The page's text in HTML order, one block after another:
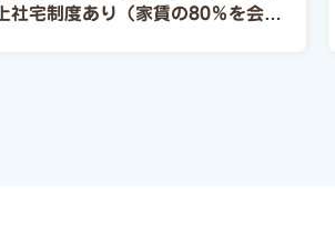
上社宅制度あり（家賃の80％を会社